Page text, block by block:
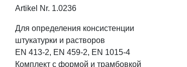
Artikel Nr. 1.0236
Для определения консистенции
штукатурки и растворов
EN 413-2, EN 459-2, EN 1015-4
Комплект с формой и трамбовкой